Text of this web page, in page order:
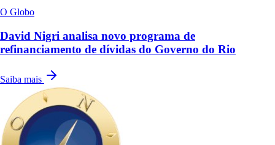
O Globo
David Nigri analisa novo programa de
refinanciamento de dívidas do Governo do Rio
Saiba mais